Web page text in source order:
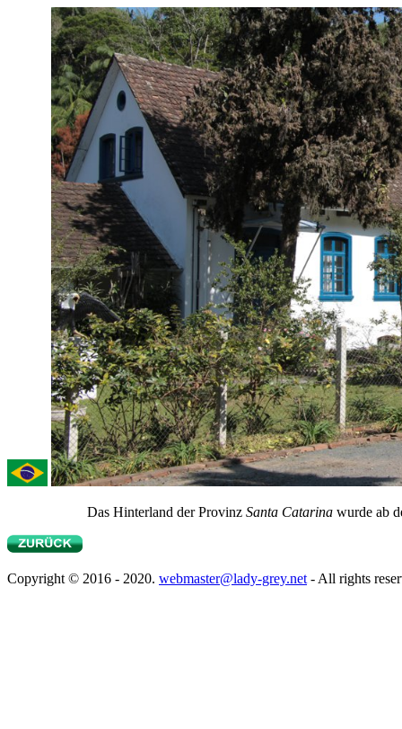
Das Hinterland der Provinz Santa Catarinawurde ab
Copyright © 2016 - 2020. webmaster@lady-grey.net - All rights